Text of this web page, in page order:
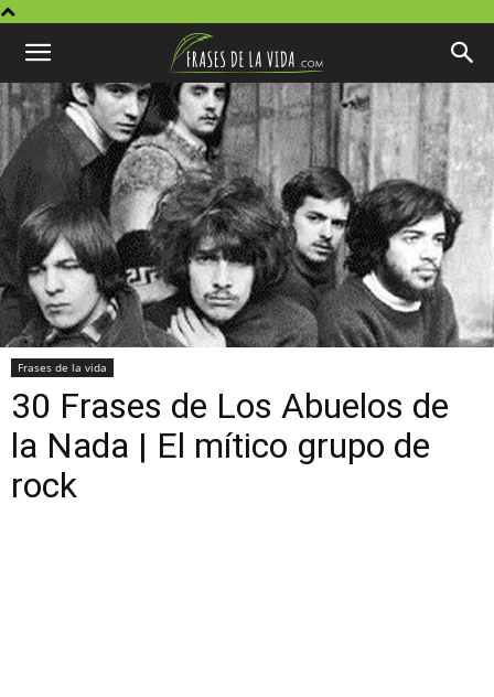
Frases de la vida
30 Frases de Los Abuelos de
la Nada | El mítico grupo de
rock